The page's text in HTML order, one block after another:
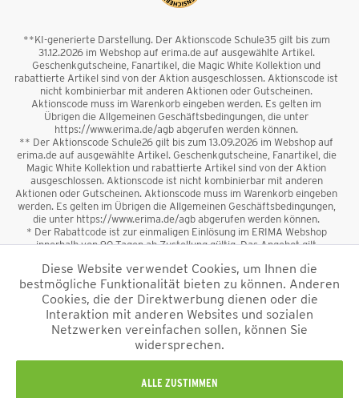
**KI-generierte Darstellung. Der Aktionscode Schule35 gilt bis zum
31.12.2026 im Webshop auf erima.de auf ausgewählte Artikel.
Geschenkgutscheine, Fanartikel, die Magic White Kollektion und
rabattierte Artikel sind von der Aktion ausgeschlossen. Aktionscode ist
nicht kombinierbar mit anderen Aktionen oder Gutscheinen.
Aktionscode muss im Warenkorb eingeben werden. Es gelten im
Übrigen die Allgemeinen Geschäftsbedingungen, die unter
https://www.erima.de/agb abgerufen werden können.
** Der Aktionscode Schule26 gilt bis zum 13.09.2026 im Webshop auf
erima.de auf ausgewählte Artikel. Geschenkgutscheine, Fanartikel, die
Magic White Kollektion und rabattierte Artikel sind von der Aktion
ausgeschlossen. Aktionscode ist nicht kombinierbar mit anderen
Aktionen oder Gutscheinen. Aktionscode muss im Warenkorb eingeben
werden. Es gelten im Übrigen die Allgemeinen Geschäftsbedingungen,
die unter https://www.erima.de/agb abgerufen werden können.
* Der Rabattcode ist zur einmaligen Einlösung im ERIMA Webshop
innerhalb von 90 Tagen ab Zustellung gültig. Das Angebot gilt
sowie Geschenkgutscheine sind vom Rabatt ausgeschlossen. Der
Rabattcode ist nicht mit anderen Aktionen oder Gutscheinen
kombinierbar. Der Mindestbestellwert beträgt 50 €
*Alle Preise verstehen sich inkl. Mehrwertsteuer und zzgl.
und ggf. Nachnahmegebühren, wenn nicht anders
beschrieben.
Diese Website verwendet Cookies, um Ihnen die
bestmögliche Funktionalität bieten zu können. Anderen
Cookies, die der Direktwerbung dienen oder die
Interaktion mit anderen Websites und sozialen
Netzwerken vereinfachen sollen, können Sie
widersprechen.